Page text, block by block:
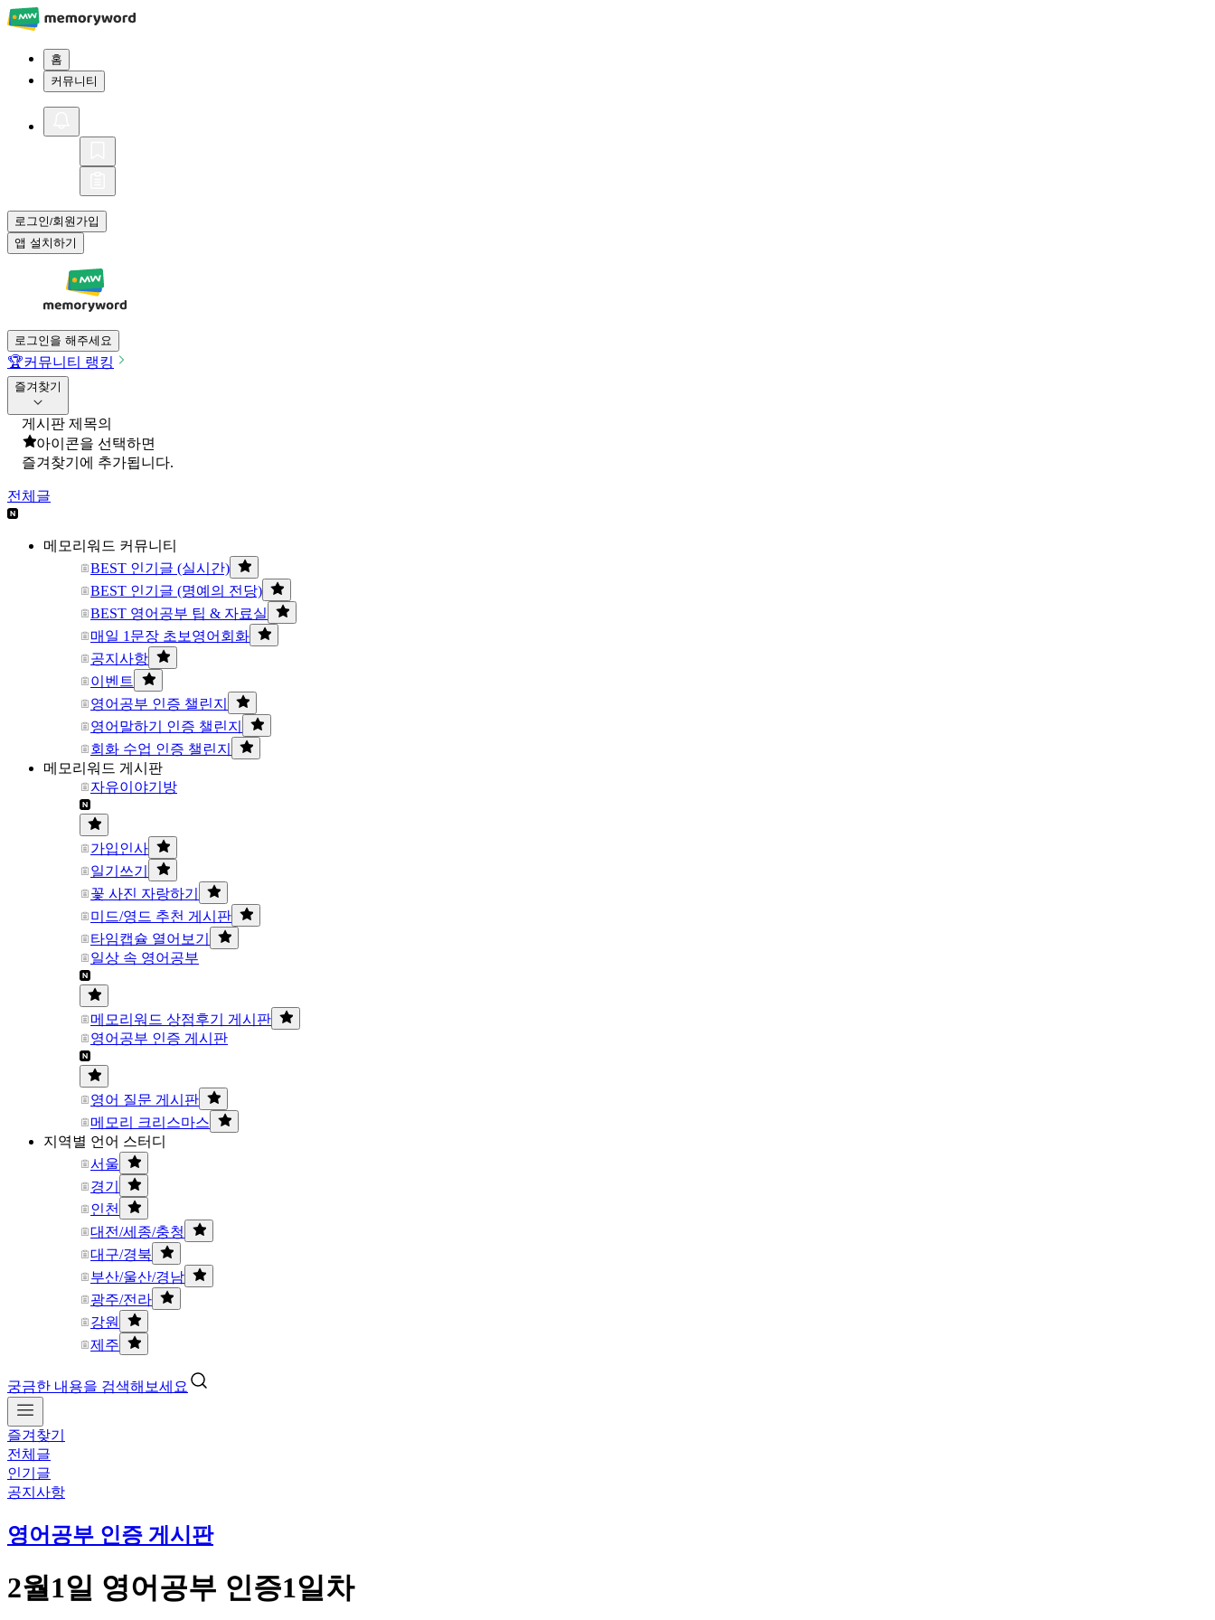
홈
커뮤니티
로그인/회원가입
앱 설치하기
로그인을 해주세요
🏆커뮤니티 랭킹
즐겨찾기
게시판 제목의
아이콘을 선택하면
즐겨찾기에 추가됩니다.
전체글
메모리워드 커뮤니티
BEST 인기글 (실시간)
BEST 인기글 (명예의 전당)
BEST 영어공부 팁 & 자료실
매일 1문장 초보영어회화
공지사항
이벤트
영어공부 인증 챌린지
영어말하기 인증 챌린지
회화 수업 인증 챌린지
메모리워드 게시판
자유이야기방
가입인사
일기쓰기
꽃 사진 자랑하기
미드/영드 추천 게시판
타임캡슐 열어보기
일상 속 영어공부
메모리워드 상점후기 게시판
영어공부 인증 게시판
영어 질문 게시판
메모리 크리스마스
지역별 언어 스터디
서울
경기
인천
대전/세종/충청
대구/경북
부산/울산/경남
광주/전라
강원
제주
궁금한 내용을 검색해보세요
즐겨찾기
전체글
인기글
공지사항
영어공부 인증 게시판
2월1일 영어공부 인증1일차